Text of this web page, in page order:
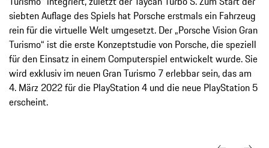
siebten Auflage des Spiels hat Porsche erstmals ein Fahrzeug
rein für die virtuelle Welt umgesetzt. Der „Porsche Vision Gran
Turismo“ ist die erste Konzeptstudie von Porsche, die speziell
für den Einsatz in einem Computerspiel entwickelt wurde. Sie
wird exklusiv im neuen Gran Turismo 7 erlebbar sein, das am
4. März 2022 für die PlayStation 4 und die neue PlayStation 5
erscheint.